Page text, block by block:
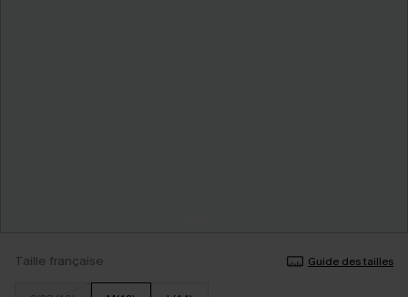
Taille française Guide des tailles